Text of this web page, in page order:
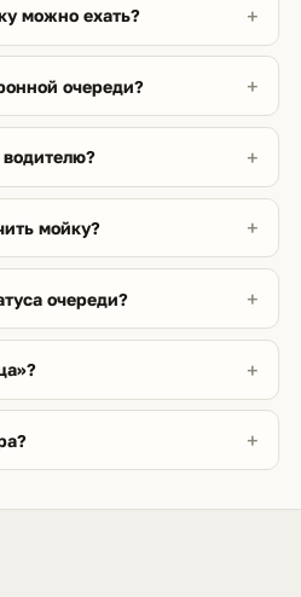
можно ехать?
очереди?
мойку?
очереди?